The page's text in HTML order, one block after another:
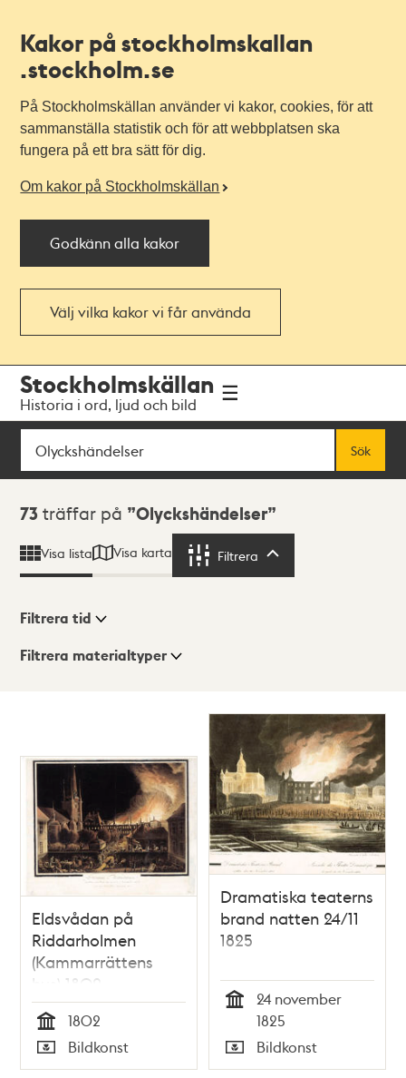
Kakor på stockholmskallan
.stockholm.se
På Stockholmskällan använder vi kakor, cookies, för att
sammanställa statistik och för att webbplatsen ska
fungera på ett bra sätt för dig.
Om kakor på Stockholmskällan
Godkänn alla kakor
Välj vilka kakor vi får använda
navigationen
huvudinnehållet
Stockholmskällan
Historia i ord, ljud och bild
Sök
Sök
Sökresultat
73 träffar på Olyckshändelser
Visa lista Visa karta Filtrera
Visningsläge
Filtrera tid
Filtrera materialtyper
Eldsvådan på
Riddarholmen
(Kammarrättens
hus) 1802
Tid
1802
Typ
Bildkonst
Dramatiska teaterns
brand natten 24/11
1825
24 november
1825
Typ
Bildkonst